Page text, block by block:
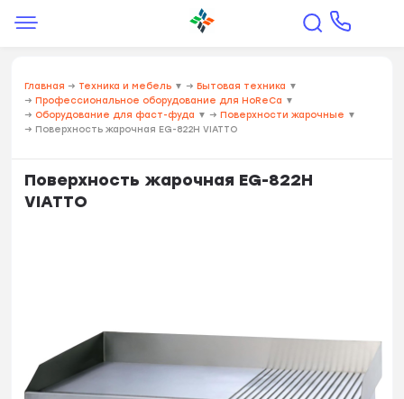
Главная → Техника и мебель ▼ → Бытовая техника ▼
→ Профессиональное оборудование для HoReCa ▼
→ Оборудование для фаст-фуда ▼ → Поверхности жарочные ▼
→ Поверхность жарочная EG-822H VIATTO
Поверхность жарочная EG-822H
VIATTO